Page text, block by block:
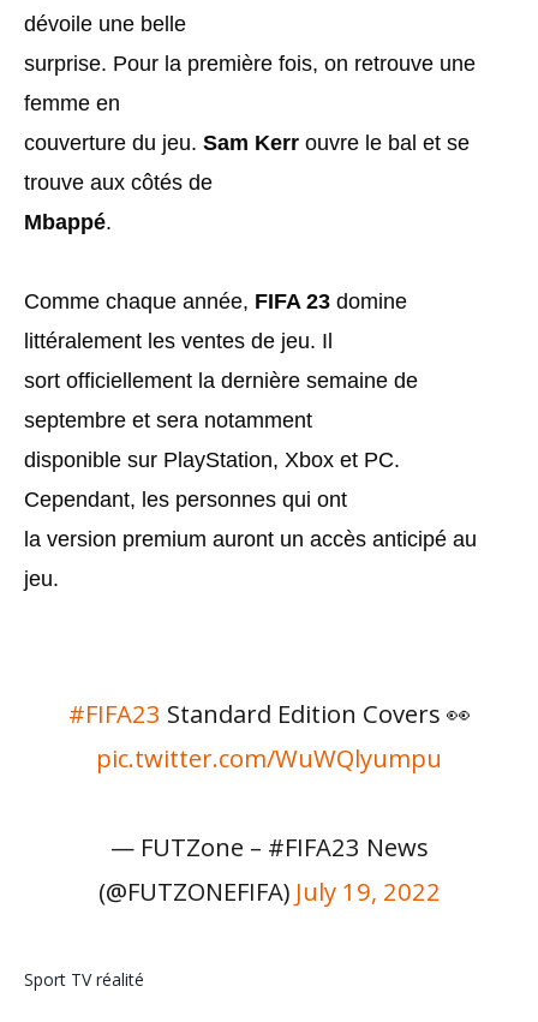
dévoile une belle
surprise. Pour la première fois, on retrouve une
femme en
couverture du jeu. Sam Kerr ouvre le bal et se
trouve aux côtés de
Mbappé.
Comme chaque année, FIFA 23 domine
littéralement les ventes de jeu. Il
sort officiellement la dernière semaine de
septembre et sera notamment
disponible sur PlayStation, Xbox et PC.
Cependant, les personnes qui ont
la version premium auront un accès anticipé au
jeu.
#FIFA23 Standard Edition Covers 👀
pic.twitter.com/WuWQlyumpu
— FUTZone – #FIFA23 News
(@FUTZONEFIFA) July 19, 2022
Sport TV réalité